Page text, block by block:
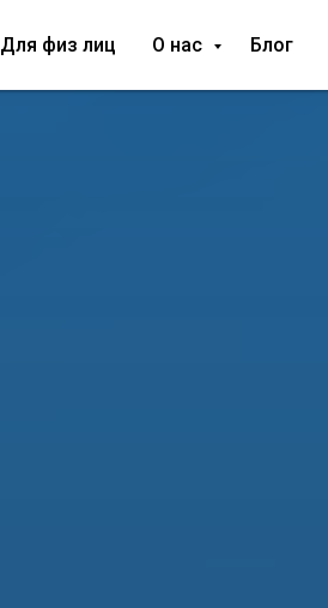
Для физ лиц О нас Блог